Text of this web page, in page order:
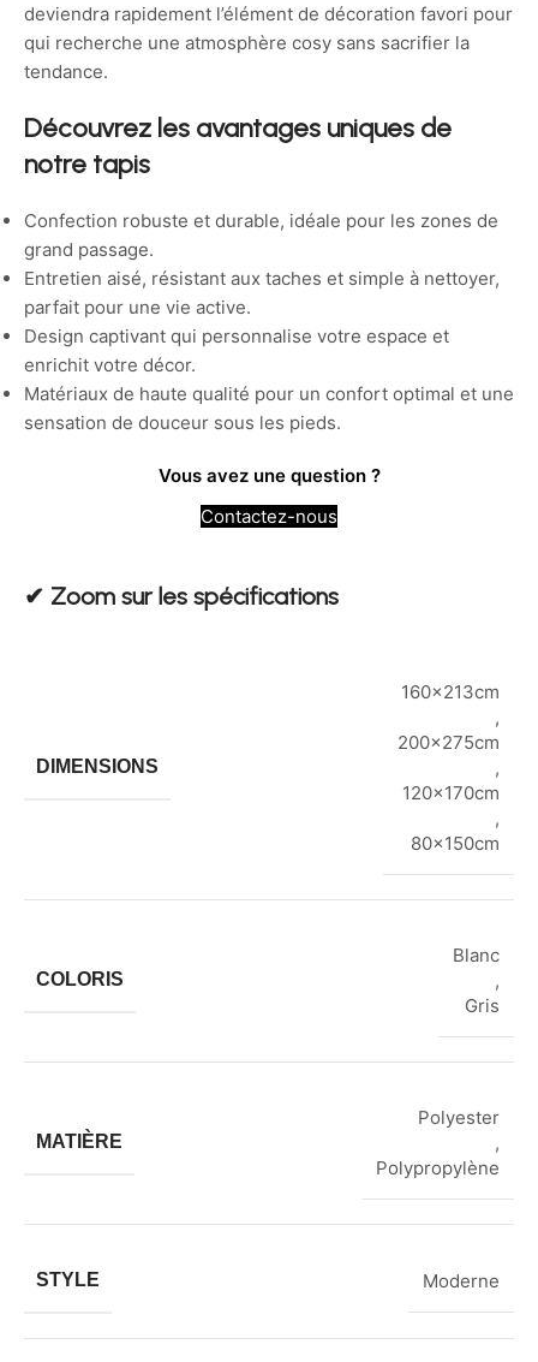
deviendra rapidement l’élément de décoration favori pour
qui recherche une atmosphère cosy sans sacrifier la
tendance.
Découvrez les avantages uniques de
notre tapis
Confection robuste et durable, idéale pour les zones de
grand passage.
Entretien aisé, résistant aux taches et simple à nettoyer,
parfait pour une vie active.
Design captivant qui personnalise votre espace et
enrichit votre décor.
Matériaux de haute qualité pour un confort optimal et une
sensation de douceur sous les pieds.
Vous avez une question ?
Contactez-nous
✔︎ Zoom sur les spécifications
DIMENSIONS
160x213cm
,
200x275cm
,
120x170cm
,
80x150cm
COLORIS
Blanc
,
Gris
MATIÈRE
Polyester
,
Polypropylène
STYLE Moderne